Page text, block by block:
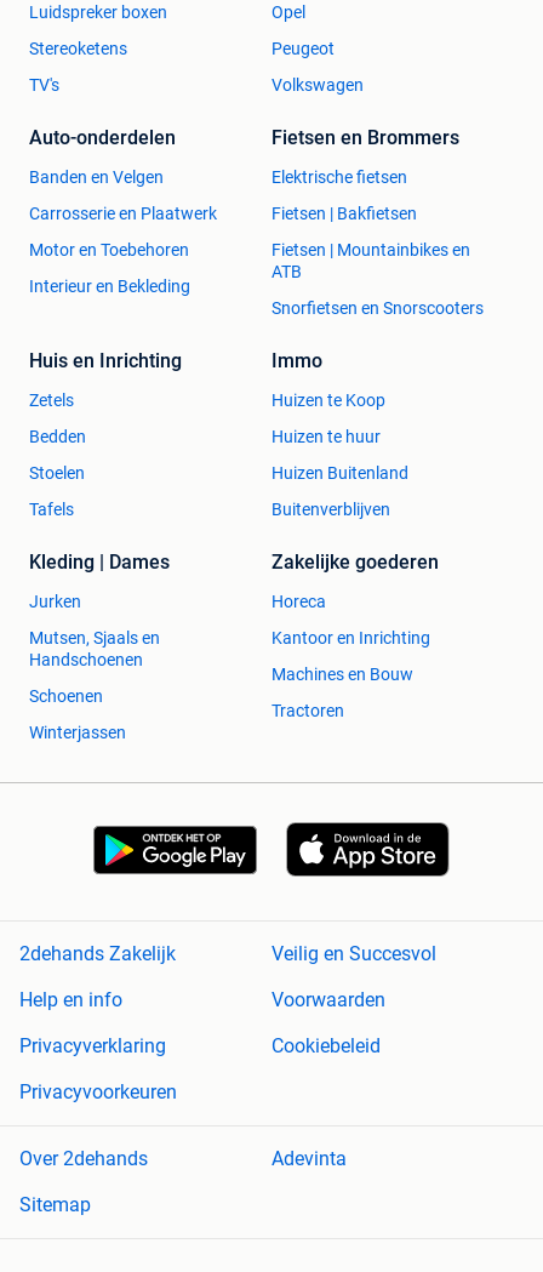
Luidspreker boxen
Stereoketens
TV's
Opel
Peugeot
Volkswagen
Auto-onderdelen
Banden en Velgen
Carrosserie en Plaatwerk
Motor en Toebehoren
Interieur en Bekleding
Fietsen en Brommers
Elektrische fietsen
Fietsen | Bakfietsen
Fietsen | Mountainbikes en
ATB
Snorfietsen en Snorscooters
Huis en Inrichting
Zetels
Bedden
Stoelen
Tafels
Immo
Huizen te Koop
Huizen te huur
Huizen Buitenland
Buitenverblijven
Kleding | Dames
Jurken
Mutsen, Sjaals en
Handschoenen
Schoenen
Winterjassen
Zakelijke goederen
Horeca
Kantoor en Inrichting
Machines en Bouw
Tractoren
2dehands Zakelijk
Veilig en Succesvol
Help en info
Voorwaarden
Privacyverklaring
Cookiebeleid
Privacyvoorkeuren
Over 2dehands
Adevinta
Sitemap